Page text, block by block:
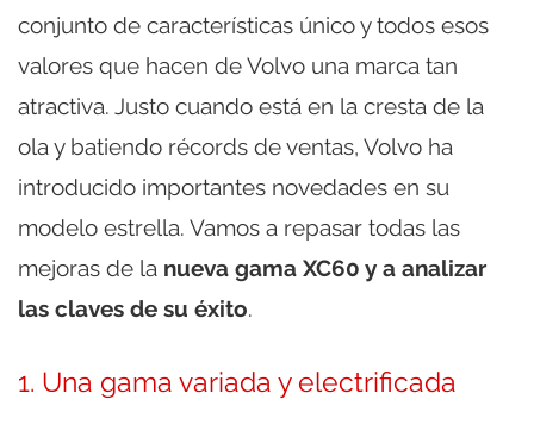
conjunto de características único y todos esos
valores que hacen de Volvo una marca tan
atractiva. Justo cuando está en la cresta de la
ola y batiendo récords de ventas, Volvo ha
introducido importantes novedades en su
modelo estrella. Vamos a repasar todas las
mejoras de la nueva gama XC60 y a analizar
las claves de su éxito.
1. Una gama variada y electrificada